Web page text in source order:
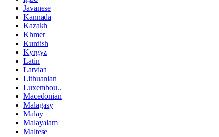
Javanese
Kannada
Kazakh
Khmer
Kurdish
Kyrgyz
Latin
Latvian
Lithuanian
Luxembou..
Macedonian
Malagasy
Malay
Malayalam
Maltese